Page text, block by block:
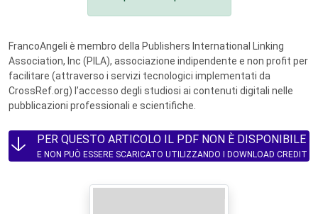
FrancoAngeli è membro della Publishers International Linking
Association, Inc (PILA), associazione indipendente e non profit per
facilitare (attraverso i servizi tecnologici implementati da
CrossRef.org) l’accesso degli studiosi ai contenuti digitali nelle
pubblicazioni professionali e scientifiche.
PER QUESTO ARTICOLO IL PDF NON È DISPONIBILE
E NON PUÒ ESSERE SCARICATO UTILIZZANDO I DOWNLOAD CREDIT